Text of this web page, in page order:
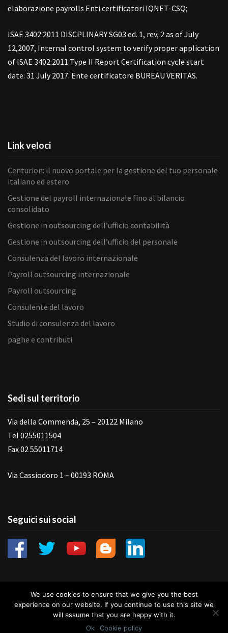
elaborazione payrolls Enti certificatori IQNET-CSQ;
ISAE 3402:2011 DISCPLINARY SG03 ed. 1, rev, 2 as of July
12,2007, Internal control system to verify proper application
of ISAE 3402:2011 Type II Report Certification cycle start
date: 31 July 2017. Ente certificatore BUREAU VERITAS.
Link veloci
Centurion: il nuovo portale per la gestione del tuo personale
italiano ed estero
Gestione del payroll internazionale fino al bilancio
consolidato
Gestione in outsourcing dell’ufficio contabilità
Gestione in outsourcing dell’ufficio del personale
Consulenza del lavoro internazionale
Payroll outsourcing internazionale
Payroll outsourcing
Consulente del lavoro
Studio di consulenza del lavoro
paghe e contributi
Sedi sul territorio
Via della Commenda, 25 – 20122 Milano
Tel 0255011504
Fax 02 55011714
Via Cassiodoro 1 – 00193 ROMA
Seguici sui social
© 2026 Monica Melani | Powered by Outstandingthemes
Cookie|Privacy
We use cookies to ensure that we give you the best
experience on our website. If you continue to use this site we
will assume that you are happy with it.
Ok
Cookie policy